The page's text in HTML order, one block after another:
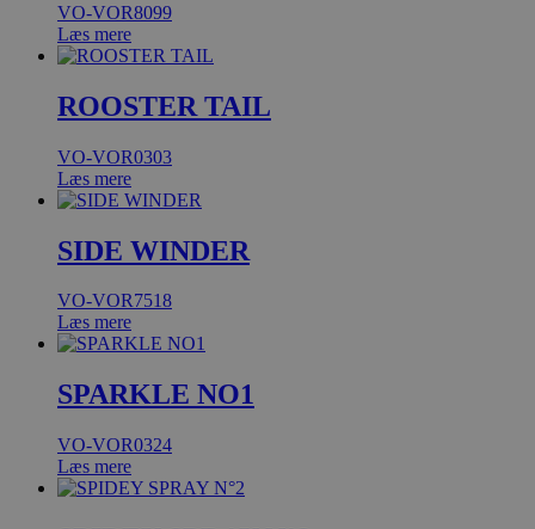
VO-VOR8099
Læs mere
ROOSTER TAIL
VO-VOR0303
Læs mere
SIDE WINDER
VO-VOR7518
Læs mere
SPARKLE NO1
VO-VOR0324
Læs mere